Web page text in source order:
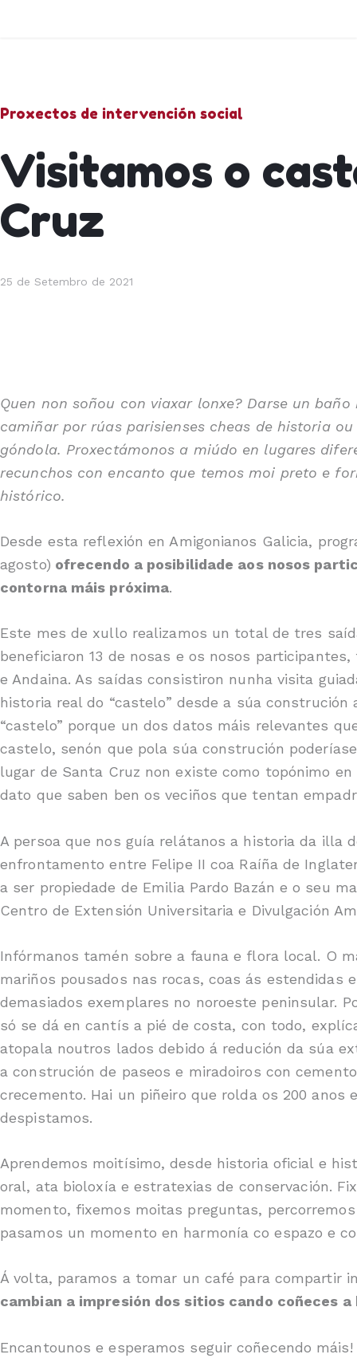
Proxectos de intervención social
Visitamos o
Cruz
25 de Setembro de 2021
Quen non soñou con viaxar lonxe? Darse un
camiñar por rúas parisienses cheas de historia
góndola. Proxectámonos a miúdo en lugares
recunchos con encanto que temos moi preto e
histórico.
Desde esta reflexión en Amigonianos Galicia,
agosto) ofrecendo a posibilidade aos nosos
contorna máis próxima.
Este mes de xullo realizamos un total de tres
beneficiaron 13 de nosas e os nosos
e Andaina. As saídas consistiron nunha visita
historia real do “castelo” desde a súa
“castelo” porque un dos datos máis relevantes
castelo, senón que pola súa construción
lugar de Santa Cruz non existe como topónimo
dato que saben ben os veciños que tentan
A persoa que nos guía relátanos a historia da illa
enfrontamento entre Felipe II coa Raíña de
a ser propiedade de Emilia Pardo Bazán e o seu
Centro de Extensión Universitaria e Divulgación
Infórmanos tamén sobre a fauna e flora local. O
mariños pousados nas rocas, coas ás estendidas
demasiados exemplares no noroeste peninsular.
só se dá en cantís a pié de costa, con todo,
atopala noutros lados debido á redución da súa
a construción de paseos e miradoiros con
crecemento. Hai un piñeiro que rolda os 200 anos
despistamos.
Aprendemos moitísimo, desde historia oficial e
oral, ata bioloxía e estratexias de conservación.
momento, fixemos moitas preguntas,
pasamos un momento en harmonía co espazo e
Á volta, paramos a tomar un café para compartir
cambian a impresión dos sitios cando coñeces
Encantounos e esperamos seguir coñecendo máis!